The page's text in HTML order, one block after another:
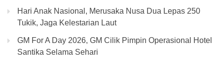
Hari Anak Nasional, Merusaka Nusa Dua Lepas 250
Tukik, Jaga Kelestarian Laut
GM For A Day 2026, GM Cilik Pimpin Operasional Hotel
Santika Selama Sehari